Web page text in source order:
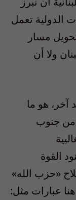
الدولية تعمل
مسار
ولا أن
هو ما
من جنوب
القوة
«حزب الله»
هنا عبارات مثل: